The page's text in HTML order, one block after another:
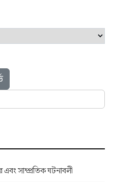
এবং সাম্প্রতিক ঘটনাবলী